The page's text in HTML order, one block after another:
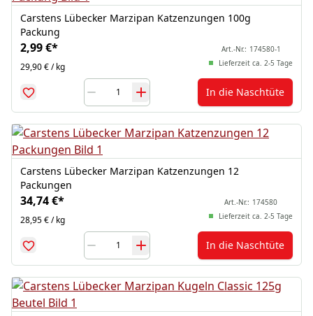
Carstens Lübecker Marzipan Katzenzungen 100g
Packung
2,99 €*
29,90 € / kg
Art.-Nr.: 174580-1
Lieferzeit ca. 2-5 Tage
In die Naschtüte
Carstens Lübecker Marzipan Katzenzungen 12
Packungen
34,74 €*
28,95 € / kg
Art.-Nr.: 174580
Lieferzeit ca. 2-5 Tage
In die Naschtüte